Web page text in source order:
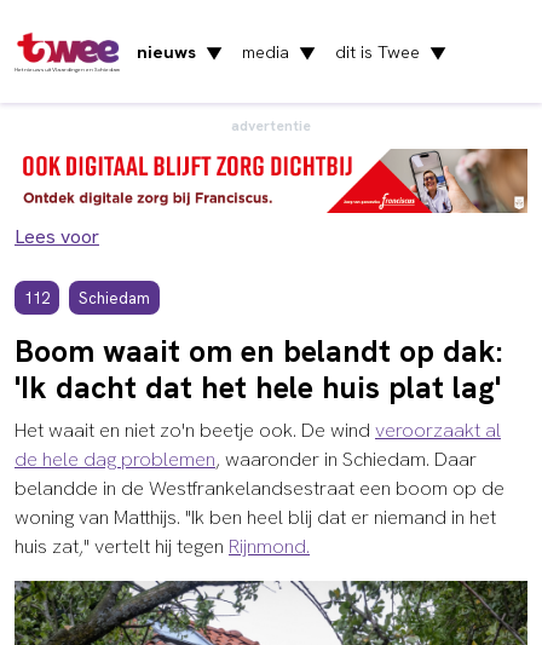
Het nieuws uit Vlaardingen en Schiedam
nieuws ▼ media ▼ dit is Twee ▼
advertentie
Lees voor
112 Schiedam
Boom waait om en belandt op dak:
'Ik dacht dat het hele huis plat lag'
Het waait en niet zo'n beetje ook. De wind veroorzaakt al
de hele dag problemen, waaronder in Schiedam. Daar
belandde in de Westfrankelandsestraat een boom op de
woning van Matthijs. "Ik ben heel blij dat er niemand in het
huis zat," vertelt hij tegen Rijnmond.